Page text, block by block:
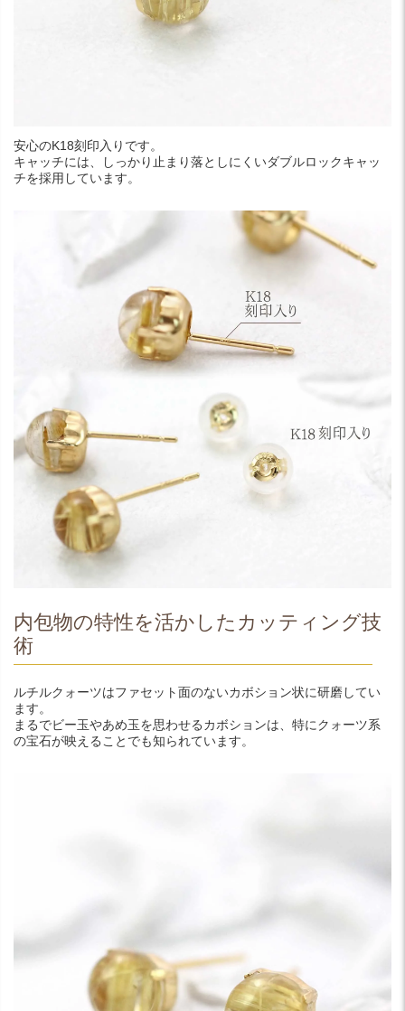
安心のK18刻印入りです。
キャッチには、しっかり止まり落としにくいダブルロックキャッ
チを採用しています。
内包物の特性を活かしたカッティング技
術
ルチルクォーツはファセット面のないカボション状に研磨してい
ます。
まるでビー玉やあめ玉を思わせるカボションは、特にクォーツ系
の宝石が映えることでも知られています。